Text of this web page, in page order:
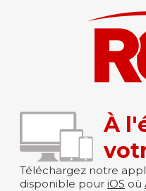
À
Téléchargez notre
disponible pour iOS où